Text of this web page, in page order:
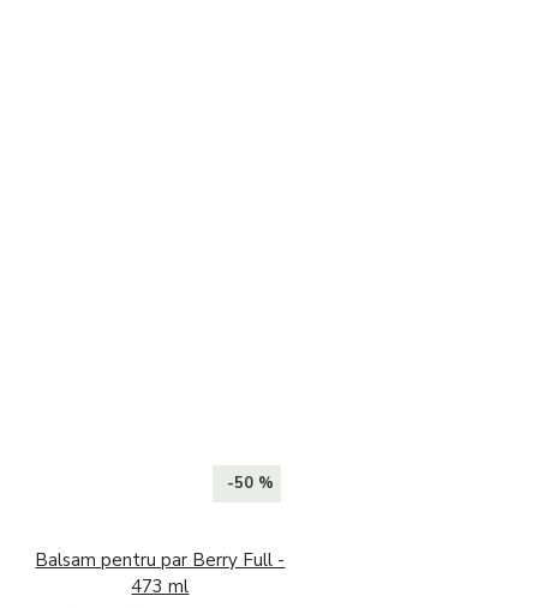
-50 %
Balsam pentru par Berry Full -
473 ml